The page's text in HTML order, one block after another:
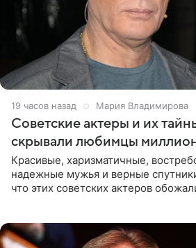
19 часов назад Мария Владимирова
Советские актеры и их
скрывали любимцы
Красивые, харизматичные,
надежные мужья и верные
что этих советских актеров